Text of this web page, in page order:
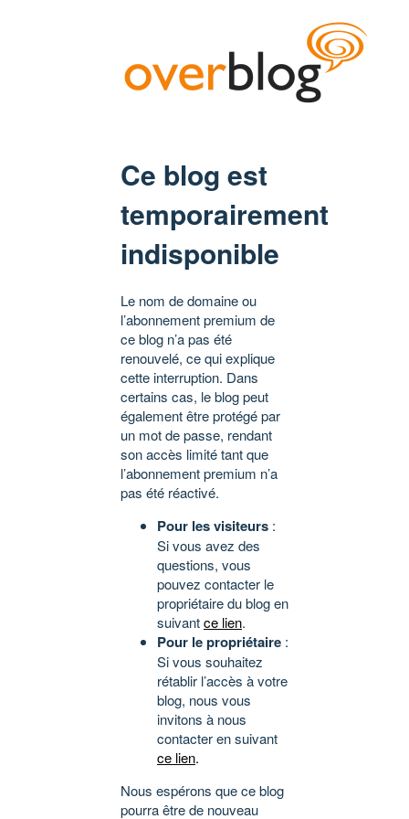
Ce blog est
temporairement
indisponible
Le nom de domaine ou
l’abonnement premium de
ce blog n’a pas été
renouvelé, ce qui explique
cette interruption. Dans
certains cas, le blog peut
également être protégé par
un mot de passe, rendant
son accès limité tant que
l’abonnement premium n’a
pas été réactivé.
Pour les visiteurs :
Si vous avez des
questions, vous
pouvez contacter le
propriétaire du blog en
suivantce lien.
Pour le propriétaire :
Si vous souhaitez
rétablir l’accès à votre
blog, nous vous
invitons à nous
contacter en suivant
ce lien.
Nous espérons que ce blog
pourra être de nouveau